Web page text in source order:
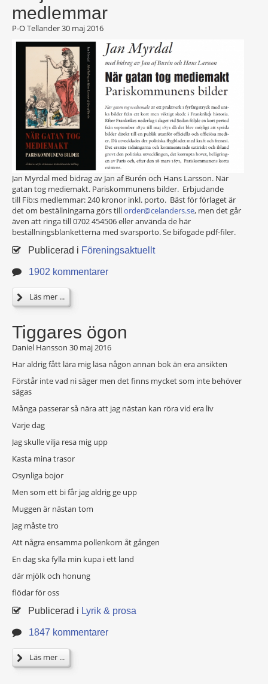
medlemmar
P-O Tellander30 maj 2016
Jan Myrdal med bidrag av Jan af Burén och Hans Larsson. När
gatan tog mediemakt. Pariskommunens bilder. Erbjudande
till Fib:s medlemmar: 240 kronor inkl. porto. Bäst för förlaget är
det om beställningarna görs tillorder@celanders.se, men det går
även att ringa till 0702 454506 eller använda de här
beställningsblanketterna med svarsporto. Se bifogade pdf-filer.
Publicerad i Föreningsaktuellt
1902 kommentarer
Läs mer ...
Tiggares ögon
Daniel Hansson 30 maj 2016
Har aldrig fått lära mig läsa någon annan bok än era ansikten
Förstår inte vad ni säger men det finns mycket som inte behöver
sägas
Många passerar så nära att jag nästan kan röra vid era liv
Varje dag
Jag skulle vilja resa mig upp
Kasta mina trasor
Osynliga bojor
Men som ett bi får jag aldrig ge upp
Muggen är nästan tom
Jag måste tro
Att några ensamma pollenkorn åt gången
En dag ska fylla min kupa i ett land
där mjölk och honung
flödar för oss
Publicerad i Lyrik & prosa
1847 kommentarer
Läs mer ...